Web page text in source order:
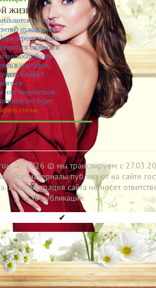
жизни,
о том, а
нужно и для
перестать быть
сильной и
себе
в спа салон,
в кафе с
или творчеством.
это будет
статью
→ 2026 © мы транслируем с
Все материалы публикуют на сайте
Администрация сайта не несет
за публикации.
✔